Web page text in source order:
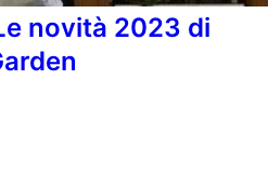
novità 2023 di